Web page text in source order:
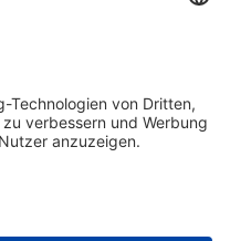
Deutschland GmbH